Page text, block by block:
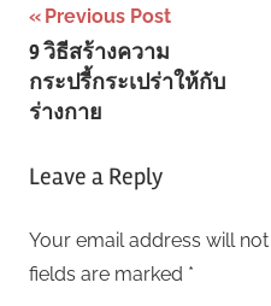
Post
navigation
Previous Post
9 วิธีสร้างความ
กระปรี้กระเปร่าให้กับ
ร่างกาย
Leave a Reply
Your email address will
fields are marked *